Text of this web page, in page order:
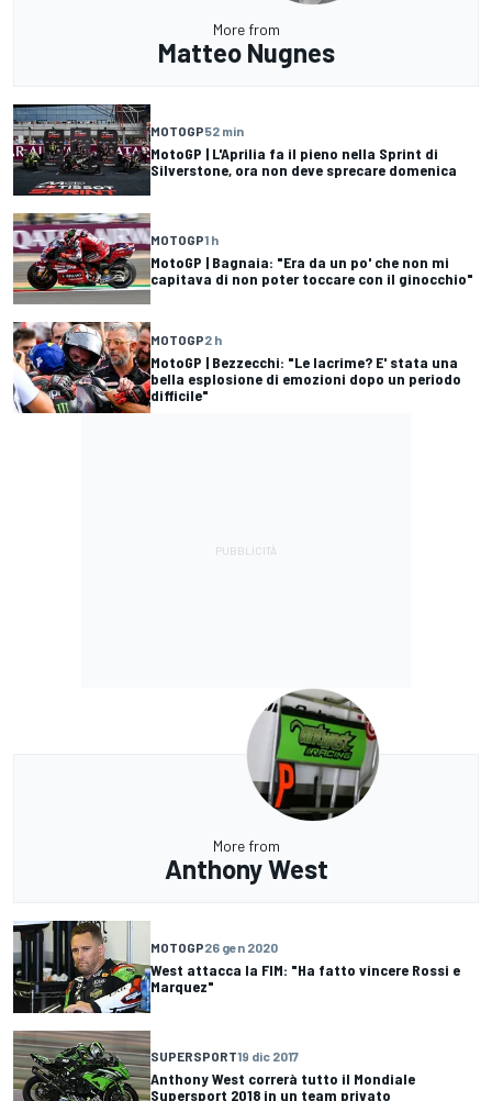
More from
Matteo Nugnes
MOTOGP52 min
MotoGP | L'Aprilia fa il pieno nella Sprint di
Silverstone, ora non deve sprecare domenica
MOTOGP1 h
MotoGP | Bagnaia: "Era da un po' che non mi
capitava di non poter toccare con il ginocchio"
MOTOGP2 h
MotoGP | Bezzecchi: "Le lacrime? E' stata una
bella esplosione di emozioni dopo un periodo
difficile"
More from
Anthony West
MOTOGP26 gen 2020
West attacca la FIM: "Ha fatto vincere Rossi e
Marquez"
SUPERSPORT19 dic 2017
Anthony West correrà tutto il Mondiale
Supersport 2018 in un team privato